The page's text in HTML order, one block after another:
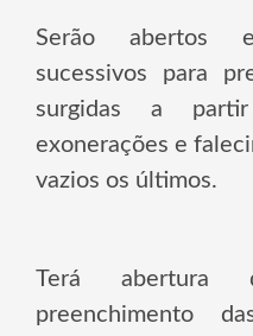
Serão abertos
sucessivos para
surgidas a partir
exonerações e
vazios os últimos.
Terá abertura
preenchimento